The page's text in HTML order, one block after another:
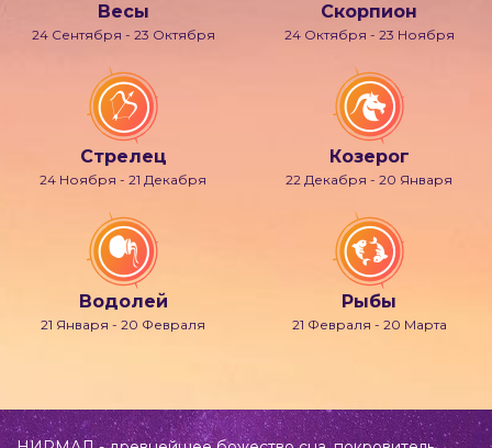
Весы
24 Сентября - 23 Октября
Скорпион
24 Октября - 23 Ноября
Стрелец
24 Ноября - 21 Декабря
Козерог
22 Декабря - 20 Января
Водолей
21 Января - 20 Февраля
Рыбы
21 Февраля - 20 Марта